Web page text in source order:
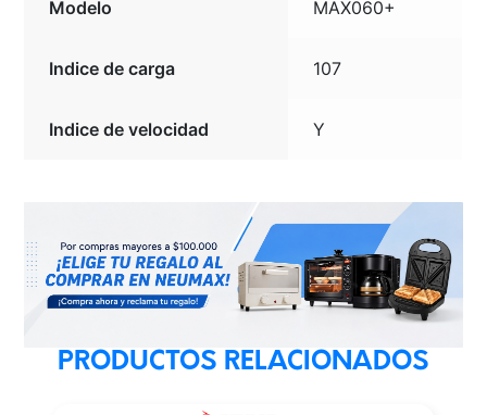
Modelo MAX060+
Indice de carga 107
Indice de velocidad Y
PRODUCTOS RELACIONADOS